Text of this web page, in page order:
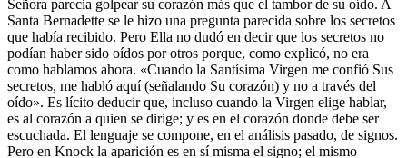
Señora parecía golpear su corazón más que el tambor de su oído. A
Santa Bernadette se le hizo una pregunta parecida sobre los secretos
que había recibido. Pero Ella no dudó en decir que los secretos no
podían haber sido oídos por otros porque, como explicó, no era
como hablamos ahora. «Cuando la Santísima Virgen me confió Sus
secretos, me habló aquí (señalando Su corazón) y no a través del
oído». Es lícito deducir que, incluso cuando la Virgen elige hablar,
es al corazón a quien se dirige; y es en el corazón donde debe ser
escuchada. El lenguaje se compone, en el análisis pasado, de signos.
Pero en Knock la aparición es en sí misma el signo; el mismo